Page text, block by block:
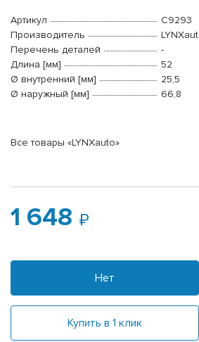
Артикул
C9293
Производитель
Перечень деталей
-
Длина [мм]
52
Ø внутренний [мм]
25,5
Ø наружный [мм]
66,8
Все товары «LYNXauto»
1 648
Нет
Купить в 1 клик